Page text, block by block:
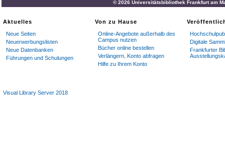
© 2026 Universitätsbibliothek Frankfurt am
Aktuelles
Neue Seiten
Neuerwerbungslisten
Neue Datenbanken
Führungen und Schulungen
Von zu Hause
Online-Angebote außerhalb des
Campus nutzen
Bücher online bestellen
Verlängern, Konto abfragen
Hilfe zu Ihrem Konto
Digitale
Frankfurter
Visual Library Server 2018